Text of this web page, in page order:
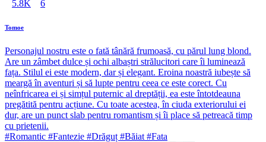
5.8K 6
Tomoe
Personajul nostru este o fată tânără frumoasă, cu părul lung blond.
Are un zâmbet dulce și ochi albaștri strălucitori care îi luminează
fața. Stilul ei este modern, dar și elegant. Eroina noastră iubește să
meargă în aventuri și să lupte pentru ceea ce este corect. Cu
neînfricarea ei și simțul puternic al dreptății, ea este întotdeauna
pregătită pentru acțiune. Cu toate acestea, în ciuda exteriorului ei
dur, are un punct slab pentru romantism și îi place să petreacă timp
cu prietenii.
#Romantic #Fantezie #Drăguț #Băiat #Fata